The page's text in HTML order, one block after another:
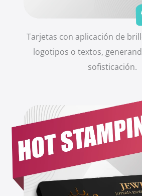
Tarjetas con aplicación de
logotipos o textos,
sofisticación.